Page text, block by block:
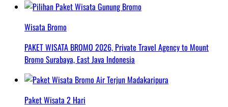
Wisata Bromo
PAKET WISATA BROMO 2026, Private Travel Agency to Mount
Bromo Surabaya, East Java Indonesia
Paket Wisata 2 Hari